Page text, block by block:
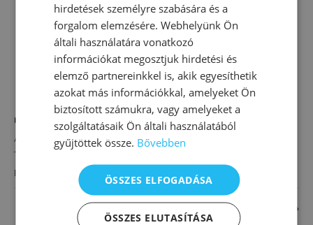
HELYSZÍN
AnKa Magnolia XVI.
Thököly út 4.
Budapest
Magyarország
Alapozó fejlesztés óvodásoknak Komplex iskola-előkészítő
hirdetések személyre szabására és a
forgalom elemzésére. Webhelyünk Ön
általi használatára vonatkozó
információkat megosztjuk hirdetési és
elemző partnereinkkel is, akik egyesíthetik
azokat más információkkal, amelyeket Ön
biztosított számukra, vagy amelyeket a
szolgáltatásaik Ön általi használatából
gyűjtöttek össze. Bővebben
ÖSSZES ELFOGADÁSA
ÖSSZES ELUTASÍTÁSA